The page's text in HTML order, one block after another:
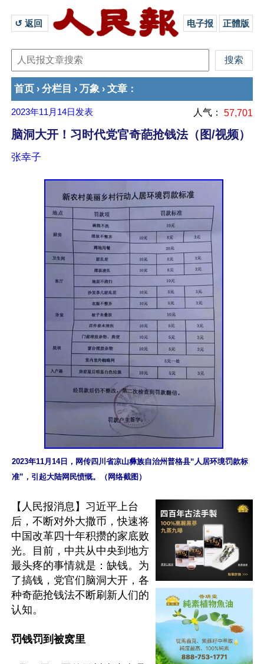
↺ 返回 电子报 正體版
首页 › 分栏目 › 万象 › 文章 ：
2023年11月14日 发表 人气： 57,701
脑洞大开！习时代党官奇葩抢钱法（图/视频）
张幸子
2023年11月14日，网传四川省凉山彝族自治州普格县“人居环境罚款标
准”，引起大陆网民愤慨。（网络截图）
【人民报消息】习近平上台
后，不断对外大撒币，快速将
中国改革四十年积攒的家底败
光。目前，中共从中央到地方
最头疼的事情就是：缺钱。为
了搞钱，党官们脑洞大开，各
种奇葩抢钱法不断刷新人们的
认知。
罚钱罚到被窝里